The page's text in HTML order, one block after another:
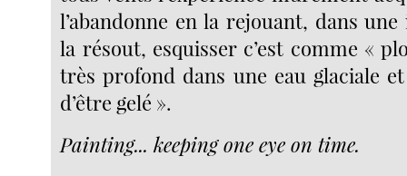
l’abandonne en la rejouant, dans
la résout, esquisser c’est comme «
très profond dans une eau glaciale
d’être gelé ».
Painting... keeping one eye on time.